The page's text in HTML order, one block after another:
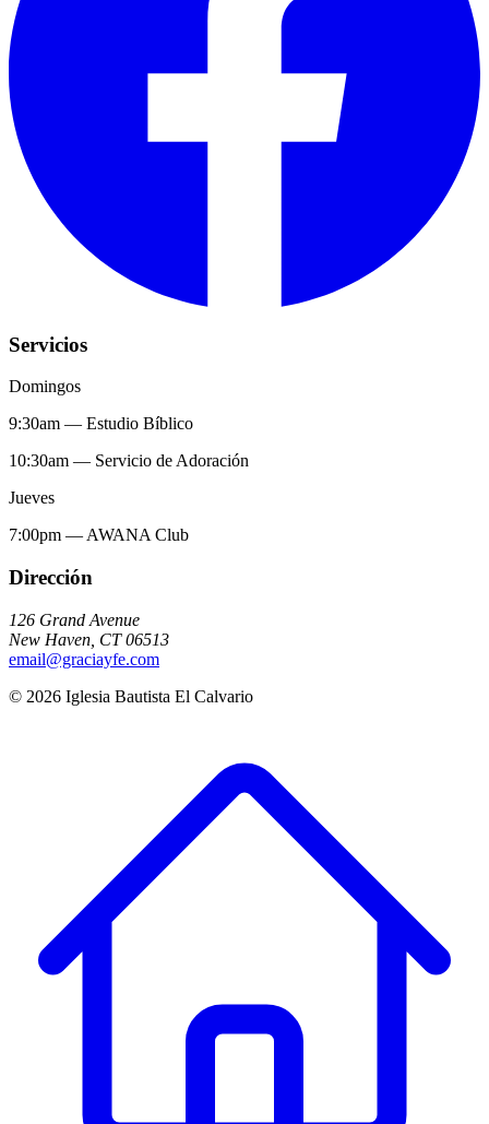
Servicios
Domingos
9:30am — Estudio Bíblico
10:30am — Servicio de Adoración
Jueves
7:00pm — AWANA Club
Dirección
126 Grand Avenue
New Haven CT 06513
email@graciayfe.com
© 2026 Iglesia Bautista El Calvario